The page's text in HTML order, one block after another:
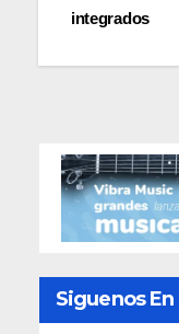
integrados
Siguenos